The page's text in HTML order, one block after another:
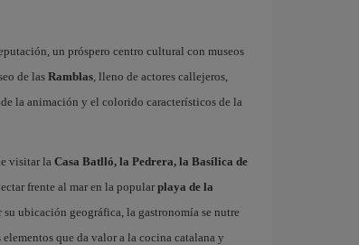
un próspero centro cultural con museos
de lasRamblas, lleno de actores callejeros,
la animación y el colorido característicos de la
visitar la Casa Batlló, la Pedrera, la Basílica de
frente al mar en la popularplaya de la
ubicación geográfica, la gastronomía se nutre
que da valor a la cocina catalana y